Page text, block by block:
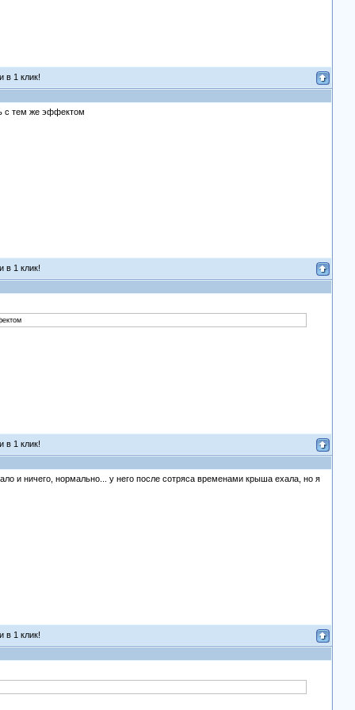
в 1 клик!
с тем же эффектом
в 1 клик!
в 1 клик!
и ничего, нормально... у него после сотряса временами крыша ехала, но я
в 1 клик!